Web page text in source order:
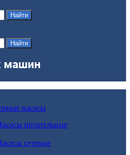
насосы
питательные
сетевые